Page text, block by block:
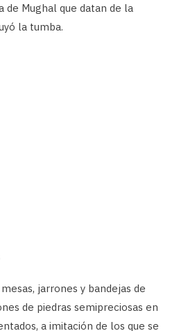
de Mughal que datan de la
la tumba.
jarrones y bandejas de
de piedras semipreciosas en
a imitación de los que se